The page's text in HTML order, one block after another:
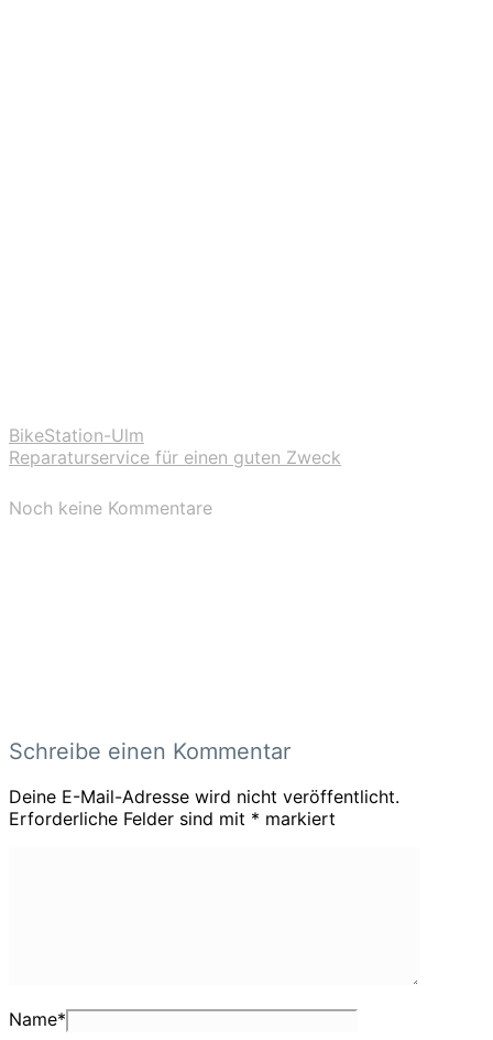
BikeStation-Ulm
Reparaturservice für einen guten Zweck
Noch keine Kommentare
Schreibe einen Kommentar
Deine E-Mail-Adresse wird nicht veröffentlicht.
Erforderliche Felder sind mit * markiert
Name*